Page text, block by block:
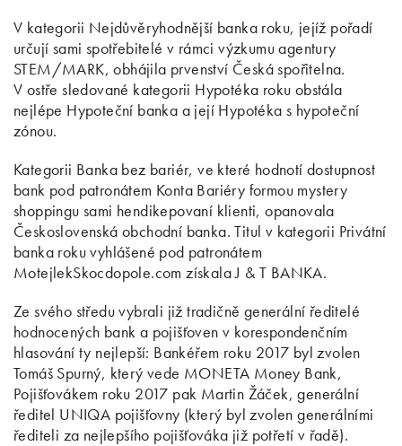
V kategorii Nejdůvěryhodnější banka roku, jejíž pořadí
určují sami spotřebitelé v rámci výzkumu agentury
STEM/MARK, obhájila prvenství Česká spořitelna.
V ostře sledované kategorii Hypotéka roku obstála
nejlépe Hypoteční banka a její Hypotéka s hypoteční
zónou.
Kategorii Banka bez bariér, ve které hodnotí dostupnost
bank pod patronátem Konta Bariéry formou mystery
shoppingu sami hendikepovaní klienti, opanovala
Československá obchodní banka. Titul v kategorii Privátní
banka roku vyhlášené pod patronátem
MotejlekSkocdopole.com získala J & T BANKA.
Ze svého středu vybrali již tradičně generální ředitelé
hodnocených bank a pojišťoven v korespondenčním
hlasování ty nejlepší: Bankéřem roku 2017 byl zvolen
Tomáš Spurný, který vede MONETA Money Bank,
Pojišťovákem roku 2017 pak Martin Žáček, generální
ředitel UNIQA pojišťovny (který byl zvolen generálními
řediteli za nejlepšího pojišťováka již potřetí v řadě).